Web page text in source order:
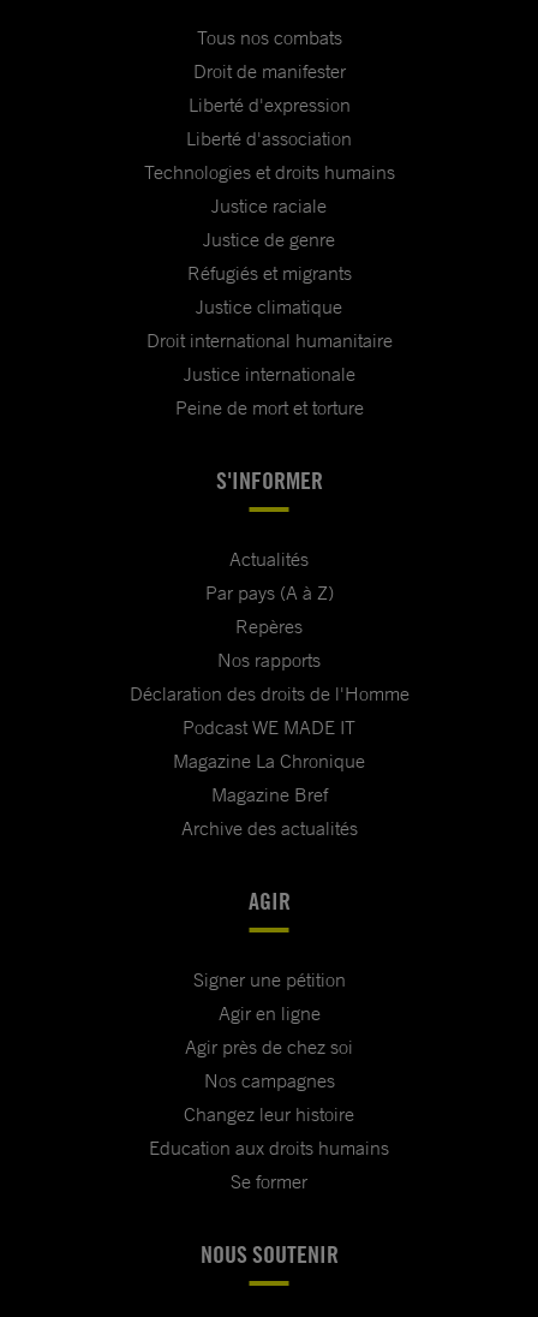
Tous nos combats
Droit de manifester
Liberté d'expression
Liberté d'association
Technologies et droits humains
Justice raciale
Justice de genre
Réfugiés et migrants
Justice climatique
Droit international humanitaire
Justice internationale
Peine de mort et torture
S'INFORMER
Actualités
Par pays (A à Z)
Repères
Nos rapports
Déclaration des droits de l'Homme
Podcast WE MADE IT
Magazine La Chronique
Magazine Bref
Archive des actualités
AGIR
Signer une pétition
Agir en ligne
Agir près de chez soi
Nos campagnes
Changez leur histoire
Education aux droits humains
Se former
NOUS SOUTENIR